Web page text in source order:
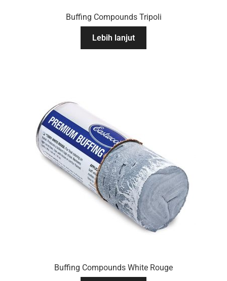
Buffing Compounds Tripoli
Lebih lanjut
Buffing Compounds White Rouge